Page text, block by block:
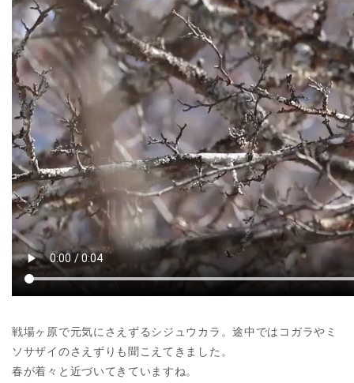
戦場ヶ原で元気にさえずるシジュウカラ。途中ではコガラやミ
ソサザイのさえずりも聞こえてきました。
春が着々と近づいてきていますね。